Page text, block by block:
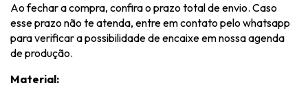
Ao fechar a compra, confira o prazo total de envio. Caso
esse prazo não te atenda, entre em contato pelo whatsapp
para verificar a possibilidade de encaixe em nossa agenda
de produção.
Material: